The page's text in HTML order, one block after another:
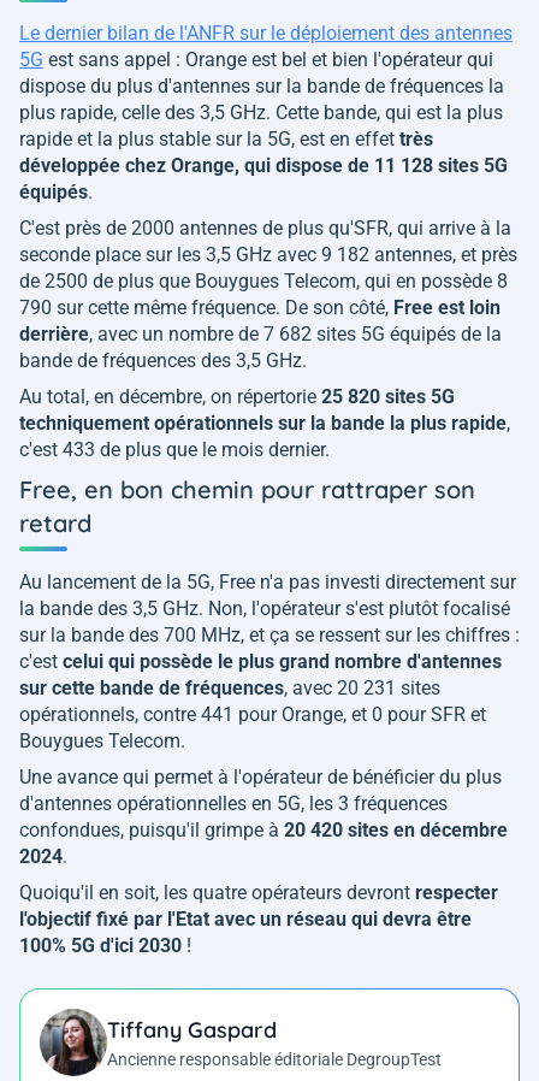
Le dernier bilan de l'ANFR sur le déploiement des antennes
5G est sans appel : Orange est bel et bien l'opérateur qui
dispose du plus d'antennes sur la bande de fréquences la
plus rapide, celle des 3,5 GHz. Cette bande, qui est la plus
rapide et la plus stable sur la 5G, est en effet très
développée chez Orange, qui dispose de 11 128 sites 5G
équipés.
C'est près de 2000 antennes de plus qu'SFR, qui arrive à la
seconde place sur les 3,5 GHz avec 9 182 antennes, et près
de 2500 de plus que Bouygues Telecom, qui en possède 8
790 sur cette même fréquence. De son côté, Free est loin
derrière, avec un nombre de 7 682 sites 5G équipés de la
bande de fréquences des 3,5 GHz.
Au total, en décembre, on répertorie 25 820 sites 5G
techniquement opérationnels sur la bande la plus rapide,
c'est 433 de plus que le mois dernier.
Free, en bon chemin pour rattraper son
retard
Au lancement de la 5G, Free n'a pas investi directement sur
la bande des 3,5 GHz. Non, l'opérateur s'est plutôt focalisé
sur la bande des 700 MHz, et ça se ressent sur les chiffres :
c'est celui qui possède le plus grand nombre d'antennes
sur cette bande de fréquences, avec 20 231 sites
opérationnels, contre 441 pour Orange, et 0 pour SFR et
Bouygues Telecom.
Une avance qui permet à l'opérateur de bénéficier du plus
d'antennes opérationnelles en 5G, les 3 fréquences
confondues, puisqu'il grimpe à 20 420 sites en décembre
2024.
Quoiqu'il en soit, les quatre opérateurs devront respecter
l'objectif fixé par l'Etat avec un réseau qui devra être
100% 5G d'ici 2030 !
Tiffany Gaspard
Ancienne responsable éditoriale DegroupTest